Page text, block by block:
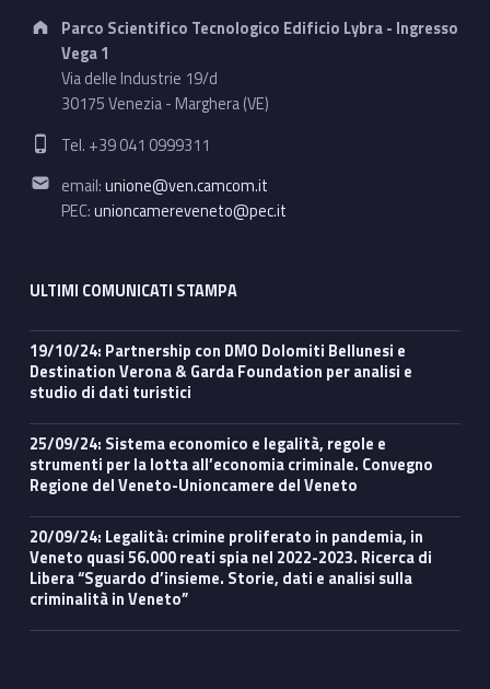
Address:
Parco Scientifico Tecnologico Edificio Lybra - Ingresso
Vega 1
Via delle Industrie 19/d
30175 Venezia - Marghera (VE)
Phone number:
Tel. +39 041 0999311
Email address:
email:unione@ven.camcom.it
PEC:unioncamereveneto@pec.it
ULTIMI COMUNICATI STAMPA
19/10/24: Partnership con DMO Dolomiti Bellunesi e
Destination Verona & Garda Foundation per analisi e
studio di dati turistici
25/09/24: Sistema economico e legalità, regole e
strumenti per la lotta all’economia criminale. Convegno
Regione del Veneto-Unioncamere del Veneto
20/09/24: Legalità: crimine proliferato in pandemia, in
Veneto quasi 56.000 reati spia nel 2022-2023. Ricerca di
Libera “Sguardo d’insieme. Storie, dati e analisi sulla
criminalità in Veneto”